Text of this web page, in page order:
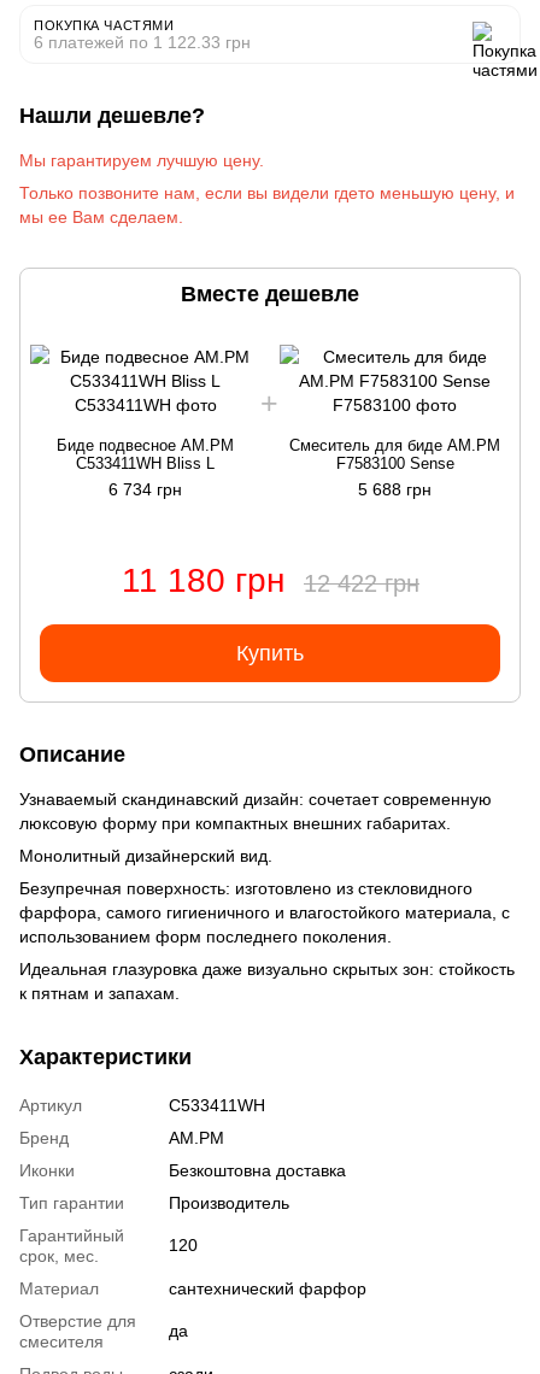
ПОКУПКА ЧАСТЯМИ
6 платежей по 1 122.33 грн
Нашли дешевле?
Мы гарантируем лучшую цену.
Только позвоните нам , если вы видели гдето меньшую цену, и
мы ее Вам сделаем
Вместе дешевле
Биде подвесное AM.PM
C533411WH Bliss L
6 734 грн
Смеситель для биде AM.PM
F7583100 Sense
5 688 грн
11 180 грн 12 422 грн
Купить
Описание
Узнаваемый скандинавский дизайн: сочетает современную
люксовую форму при компактных внешних габаритах.
Монолитный дизайнерский вид.
Безупречная поверхность: изготовлено из стекловидного
фарфора, самого гигиеничного и влагостойкого материала, с
использованием форм последнего поколения.
Идеальная глазуровка даже визуально скрытых зон: стойкость
к пятнам и запахам.
Характеристики
Артикул
C533411WH
Бренд
AM.PM
Иконки
Безкоштовна доставка
Тип гарантии
Производитель
Гарантийный
срок, мес.
120
Материал
сантехнический фарфор
Отверстие для
смесителя
да